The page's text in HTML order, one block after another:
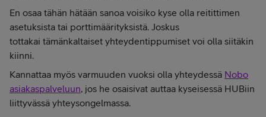
En osaa tähän hätään sanoa voisiko kyse olla reitittimen
asetuksista tai porttimäärityksistä. Joskus
tottakai tämänkaltaiset yhteydentippumiset voi olla siitäkin
kiinni.
Kannattaa myös varmuuden vuoksi olla yhteydessä Nobo
asiakaspalveluun, jos he osaisivat auttaa kyseisessä HUBiin
liittyvässä yhteysongelmassa.